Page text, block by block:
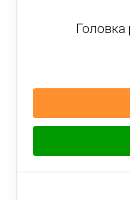
Головка